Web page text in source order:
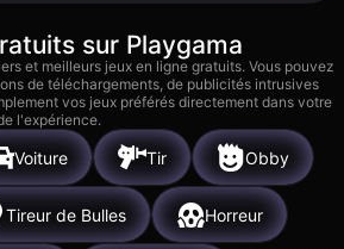
sur Playgama
et meilleurs jeux en ligne gratuits. Vous pouvez
de téléchargements, de publicités intrusives
vos jeux préférés directement dans votre
l'expérience.
Voiture Tir Obby
Tireur de Bulles Horreur